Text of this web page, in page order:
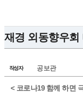
재경 외동향우
작성자 공보관
< 코로나19 함께 하면